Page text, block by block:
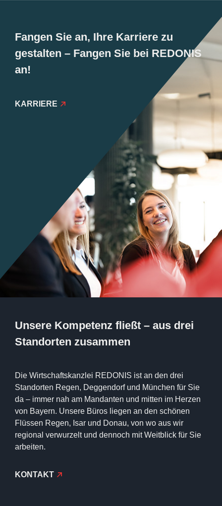
Fangen Sie an, Ihre Karriere zu
gestalten – Fangen Sie bei REDONIS
an!
KARRIERE
Unsere Kompetenz fließt – aus drei
Standorten zusammen
Die Wirtschaftskanzlei REDONIS ist an den drei
Standorten Regen, Deggendorf und München für Sie
da – immer nah am Mandanten und mitten im Herzen
von Bayern. Unsere Büros liegen an den schönen
Flüssen Regen, Isar und Donau, von wo aus wir
regional verwurzelt und dennoch mit Weitblick für Sie
arbeiten.
KONTAKT